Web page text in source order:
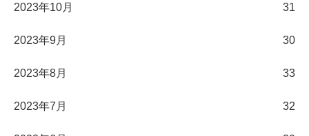
2023年10月 31
2023年9月 30
2023年8月 33
2023年7月 32